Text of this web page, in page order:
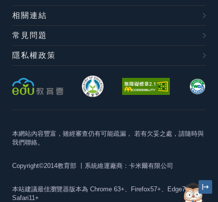
相關連結
常見問題
隱私權政策
本網站內容豐富，雖經審查仍有可能疏漏， 若有欠妥之處，請隨時與
我們聯絡。
Copyright©2014教育部 丨系統維運廠商：卡米爾有限公司
本站建議最佳瀏覽器版本為 Chrome 63+、Firefox57+、Edge79+及
Safari11+